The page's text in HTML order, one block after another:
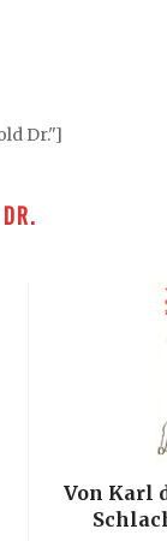
Dr."]
Von Karl